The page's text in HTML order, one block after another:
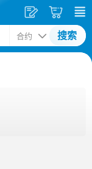
搜索
发
供
采
购